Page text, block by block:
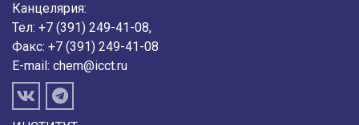
Канцелярия:
Тел: +7 (391) 249-41-08,
Факс: +7 (391) 249-41-08
E-mail: chem@icct.ru